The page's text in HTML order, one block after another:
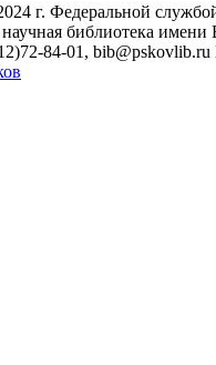
г. Федеральной
библиотека
84-01, bib@pskovlib.ru